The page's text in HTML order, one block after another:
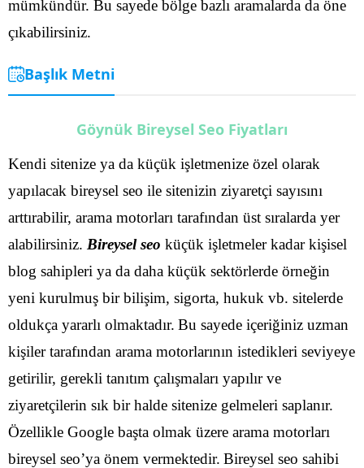
mümkündür. Bu sayede bölge bazlı aramalarda da öne
çıkabilirsiniz.
Başlık Metni
Göynük Bireysel Seo Fiyatları
Kendi sitenize ya da küçük işletmenize özel olarak
yapılacak bireysel seo ile sitenizin ziyaretçi sayısını
arttırabilir, arama motorları tarafından üst sıralarda yer
alabilirsiniz. Bireysel seo küçük işletmeler kadar kişisel
blog sahipleri ya da daha küçük sektörlerde örneğin
yeni kurulmuş bir bilişim, sigorta, hukuk vb. sitelerde
oldukça yararlı olmaktadır. Bu sayede içeriğiniz uzman
kişiler tarafından arama motorlarının istedikleri seviyeye
getirilir, gerekli tanıtım çalışmaları yapılır ve
ziyaretçilerin sık bir halde sitenize gelmeleri saplanır.
Özellikle Google başta olmak üzere arama motorları
bireysel seo’ya önem vermektedir. Bireysel seo sahibi